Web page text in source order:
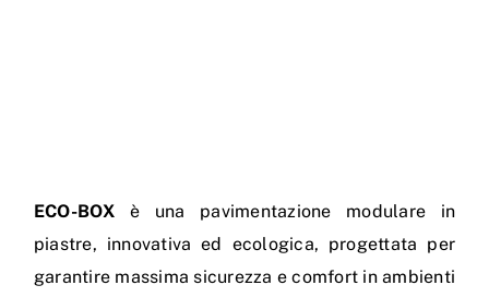
ECO-BOX è una pavimentazione modulare in
piastre, innovativa ed ecologica, progettata per
garantire massima sicurezza e comfort in ambienti